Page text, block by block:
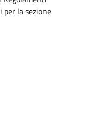
la sezione